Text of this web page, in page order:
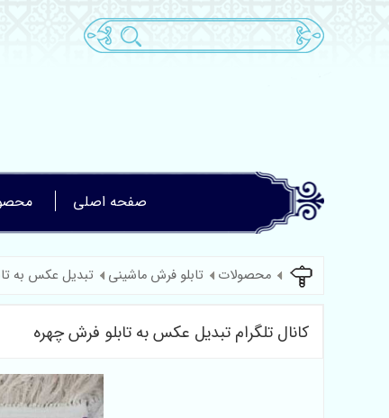
صفحه اصلی
محصولات تابلو فرش ماشینی تبدیل عکس به
کانال تلگرام تبدیل عکس به تابلو فرش چهره